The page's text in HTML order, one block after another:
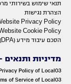
תנאי שימוש בשירותי
הצהרת נגישות
Privacy Policy
Website Cookie Policy
הסכם עיבוד מידע (DPA)
מדיניות ותנאים
Privacy Policy of Local03
of Service of Local03